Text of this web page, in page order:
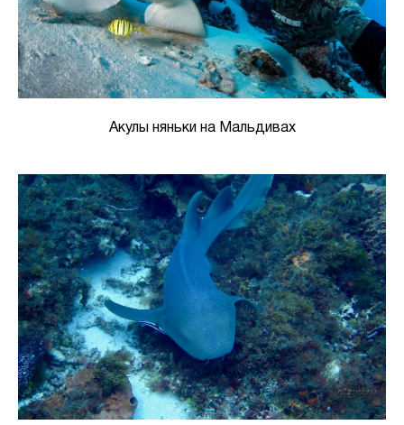
Акулы няньки на Мальдивах